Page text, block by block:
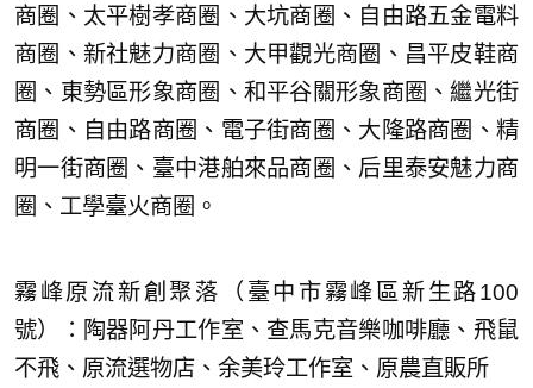
商圈、太平樹孝商圈、大坑商圈、自由路五金電料
商圈、新社魅力商圈、大甲觀光商圈、昌平皮鞋商
圈、東勢區形象商圈、和平谷關形象商圈、繼光街
商圈、自由路商圈、電子街商圈、大隆路商圈、精
明一街商圈、臺中港舶來品商圈、后里泰安魅力商
圈、工學臺火商圈。
霧峰原流新創聚落（臺中市霧峰區新生路100
號）：陶器阿丹工作室、查馬克音樂咖啡廳、飛鼠
不飛、原流選物店、余美玲工作室、原農直販所